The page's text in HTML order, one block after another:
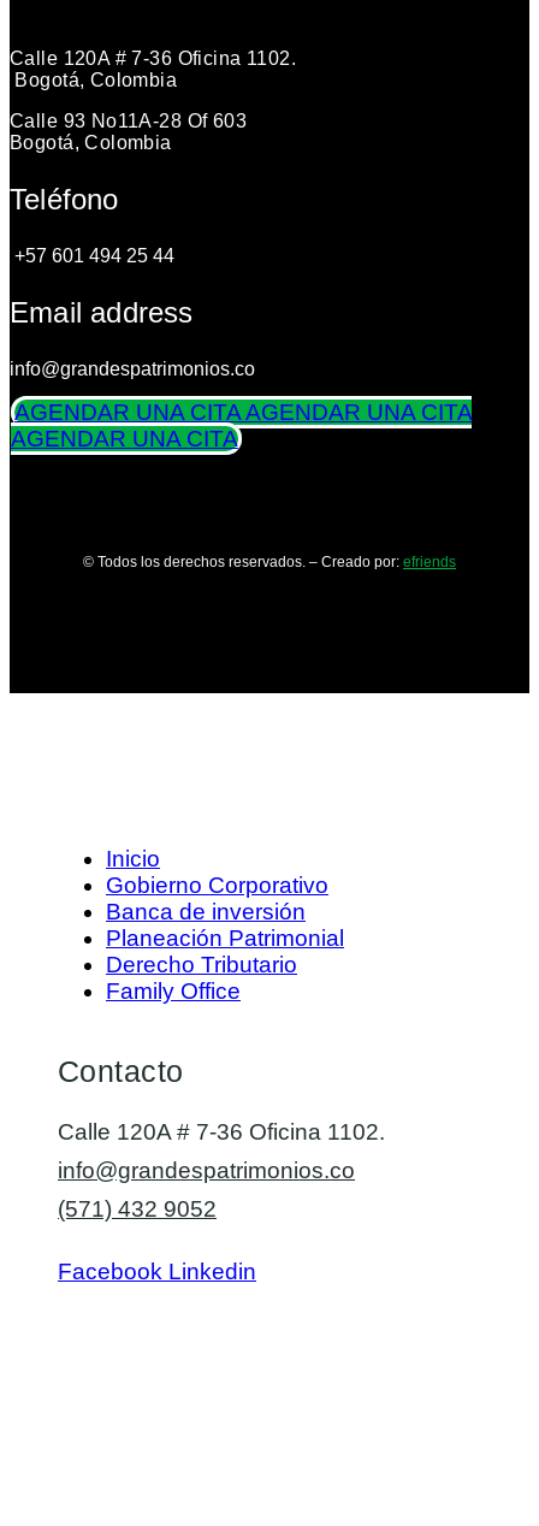
Calle 120A # 7-36 Oficina 1102.
Bogotá, Colombia
Calle 93 No11A-28 Of 603
Bogotá, Colombia
Teléfono
+57 601 494 25 44
Email address
info@grandespatrimonios.co
AGENDAR UNA CITAAGENDAR UNA CITA
AGENDAR UNA CITA
© Todos los derechos reservados. – Creado por: efriends
Inicio
Gobierno Corporativo
Banca de inversión
Planeación Patrimonial
Derecho Tributario
Family Office
Contacto
Calle 120A # 7-36 Oficina 1102.
info@grandespatrimonios.co
(571) 432 9052
Facebook Linkedin